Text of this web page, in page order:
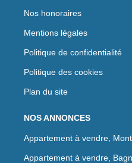
Nos honoraires
Mentions légales
Politique de confidentialité
Politique des cookies
Plan du site
NOS ANNONCES
Appartement à vendre,
Appartement à vendre,